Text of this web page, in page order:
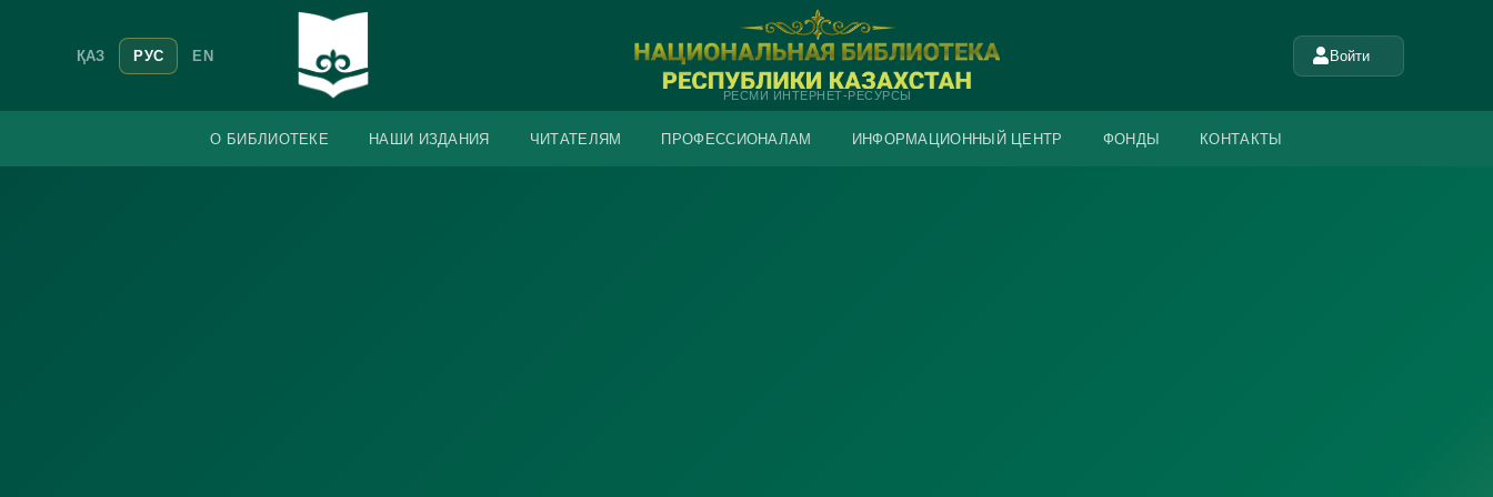
ҚАЗ РУС EN
РЕСМИ ИНТЕРНЕТ-РЕСУРСЫ
Войти
О БИБЛИОТЕКЕ НАШИ ИЗДАНИЯ ЧИТАТЕЛЯМ ПРОФЕССИОНАЛАМ ИНФОРМАЦИОННЫЙ ЦЕНТР ФОНДЫ КОНТАКТЫ